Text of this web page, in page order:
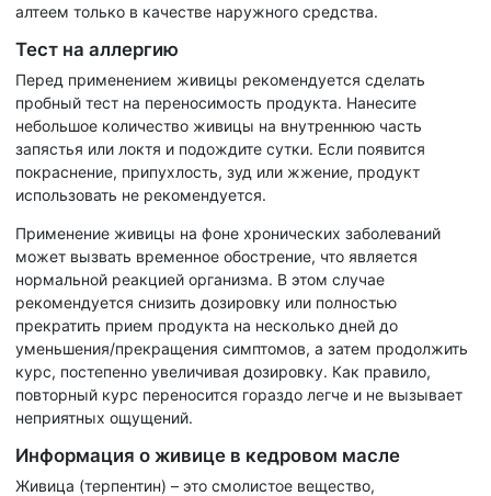
алтеем только в качестве наружного средства.
Тест на аллергию
Перед применением живицы рекомендуется сделать
пробный тест на переносимость продукта. Нанесите
небольшое количество живицы на внутреннюю часть
запястья или локтя и подождите сутки. Если появится
покраснение, припухлость, зуд или жжение, продукт
использовать не рекомендуется.
Применение живицы на фоне хронических заболеваний
может вызвать временное обострение, что является
нормальной реакцией организма. В этом случае
рекомендуется снизить дозировку или полностью
прекратить прием продукта на несколько дней до
уменьшения/прекращения симптомов, а затем продолжить
курс, постепенно увеличивая дозировку. Как правило,
повторный курс переносится гораздо легче и не вызывает
неприятных ощущений.
Информация о живице в кедровом масле
Живица (терпентин) – это смолистое вещество,